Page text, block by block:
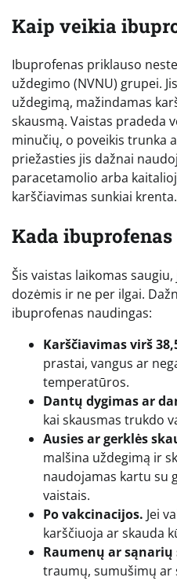
Kaip veikia
Ibuprofenas priklauso
uždegimo (NVNU) grupei.
uždegimą, mažindamas
skausmą. Vaistas pradeda
minučių, o poveikis trunka
priežasties jis dažnai
paracetamolio arba
karščiavimas sunkiai krenta.
Kada
Šis vaistas laikomas
dozėmis ir ne per ilgai.
ibuprofenas naudingas:
Karščiavimas virš
prastai, vangus ar
temperatūros.
Dantų dygimas ar
kai skausmas trukdo
Ausies ar gerklės
malšina uždegimą ir
naudojamas kartu su
vaistais.
Po vakcinacijos. Jei
karščiuoja ar skauda
Raumenų ar sąnarių
traumų, sumušimų ar